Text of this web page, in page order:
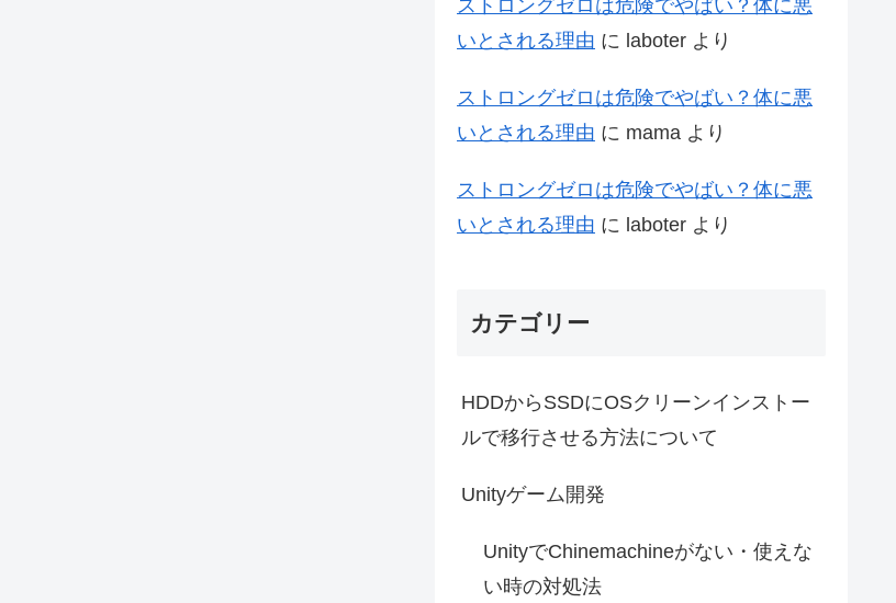
ストロングゼロは危険でやばい？体に悪
いとされる理由 に laboter より
ストロングゼロは危険でやばい？体に悪
いとされる理由 に mama より
ストロングゼロは危険でやばい？体に悪
いとされる理由 に laboter より
カテゴリー
HDDからSSDにOSクリーンインストー
ルで移行させる方法について
Unityゲーム開発
UnityでChinemachineがない・使えな
い時の対処法